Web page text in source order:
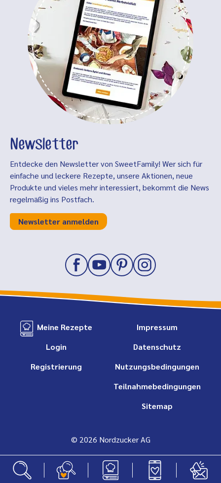
Newsletter
Entdecke den Newsletter von SweetFamily! Wer sich für
einfache und leckere Rezepte, unsere Aktionen, neue
Produkte und vieles mehr interessiert, bekommt die News
regelmäßig ins Postfach.
Newsletter anmelden
Meine Rezepte
Login
Registrierung
Impressum
Datenschutz
Nutzungsbedingungen
Teilnahmebedingungen
Sitemap
© 2026 Nordzucker AG